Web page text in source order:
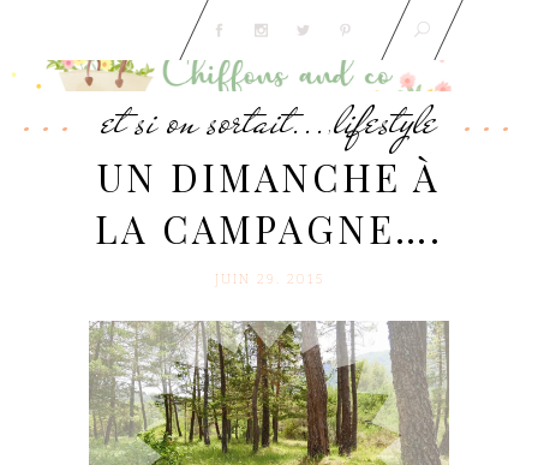
et si on sortait... ,lifestyle
UN DIMANCHE À
LA CAMPAGNE….
JUIN 29. 2015